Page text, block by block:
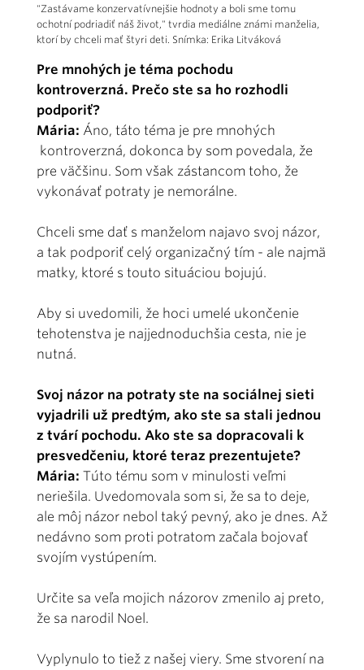
"Zastávame konzervatívnejšie hodnoty a boli sme tomu
ochotní podriadiť náš život," tvrdia mediálne známi manželia,
ktorí by chceli mať štyri deti. Snímka: Erika Litváková
Pre mnohých je téma pochodu
kontroverzná. Prečo ste sa ho rozhodli
podporiť?
Mária: Áno, táto téma je pre mnohých
kontroverzná, dokonca by som povedala, že
pre väčšinu. Som však zástancom toho, že
vykonávať potraty je nemorálne.
Chceli sme dať s manželom najavo svoj názor,
a tak podporiť celý organizačný tím - ale najmä
matky, ktoré s touto situáciou bojujú.
Aby si uvedomili, že hoci umelé ukončenie
tehotenstva je najjednoduchšia cesta, nie je
nutná.
Svoj názor na potraty ste na sociálnej sieti
vyjadrili už predtým, ako ste sa stali jednou
z tvárí pochodu. Ako ste sa dopracovali k
presvedčeniu, ktoré teraz prezentujete?
Mária: Túto tému som v minulosti veľmi
neriešila. Uvedomovala som si, že sa to deje,
ale môj názor nebol taký pevný, ako je dnes. Až
nedávno som proti potratom začala bojovať
svojím vystúpením.
Určite sa veľa mojich názorov zmenilo aj preto,
že sa narodil Noel.
Vyplynulo to tiež z našej viery. Sme stvorení na